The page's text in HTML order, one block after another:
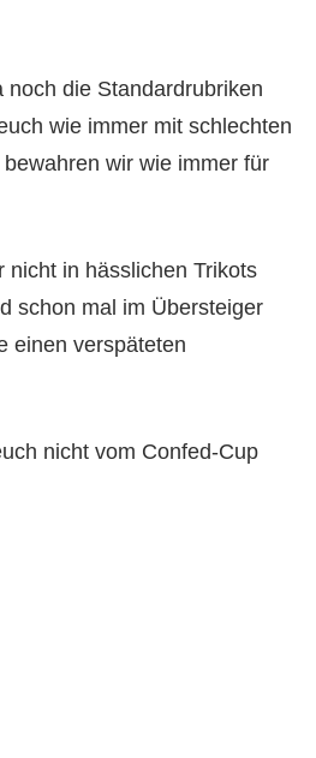
noch die Standardrubriken
wie immer mit schlechten
wir wie immer für
nicht in hässlichen Trikots
schon mal im Übersteiger
einen verspäteten
nicht vom Confed-Cup